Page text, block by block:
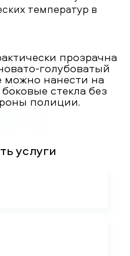
температур в
прозрачна
голубоватый
можно нанести на
стекла без
полиции.
услуги